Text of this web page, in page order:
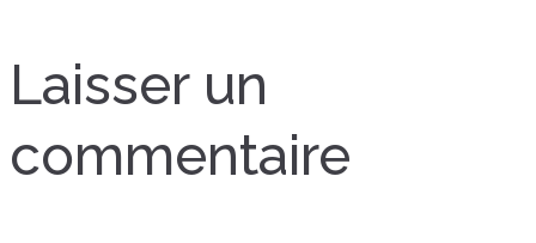
Laisser un
commentaire